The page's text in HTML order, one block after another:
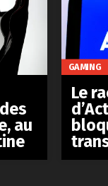
au
GAMING
Le